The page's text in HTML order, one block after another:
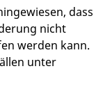
dass
nicht
werden kann.
unter